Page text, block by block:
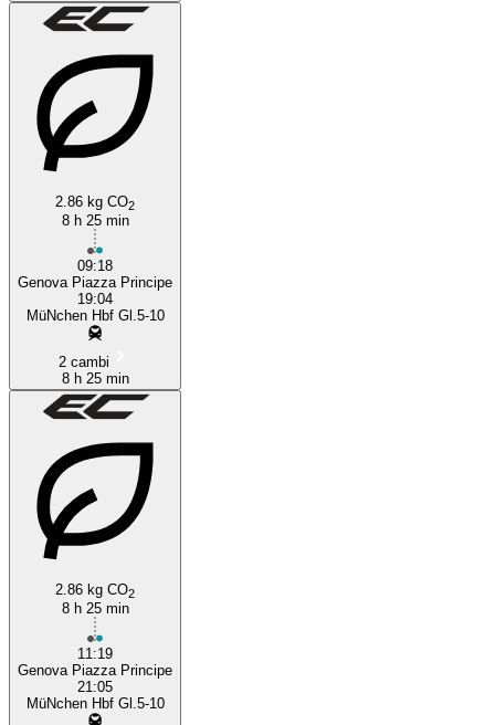
2.86 kg CO2
8 h 25 min
09:18
Genova Piazza Principe
19:04
MüNchen Hbf Gl.5-10
2 cambi
8 h 25 min
2.86 kg CO2
8 h 25 min
11:19
Genova Piazza Principe
21:05
MüNchen Hbf Gl.5-10